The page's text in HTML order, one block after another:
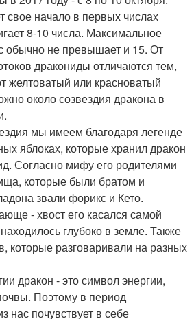
свое начало в первых числах
8-10 числа. Максимальное
обычно не превышает и 15. От
дракониды отличаются тем,
желтоватый или красноватый
около созвездия дракона в
мы имеем благодаря легенде
яблоках, которые хранил дракон
Согласно мифу его родителями
которые были братом и
звали форикс и Кето.
- хвост его касался самой
глубоко в земле. Также
которые разговаривали на разных
дракон - это символ энергии,
Поэтому в период
нас почувствует в себе